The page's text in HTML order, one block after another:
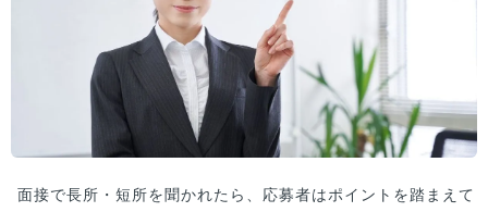
面接で長所・短所を聞かれたら、応募者はポイントを踏まえて